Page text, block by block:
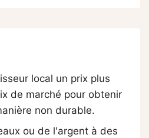
local un prix plus
de marché pour obtenir
non durable.
ou de l'argent à des